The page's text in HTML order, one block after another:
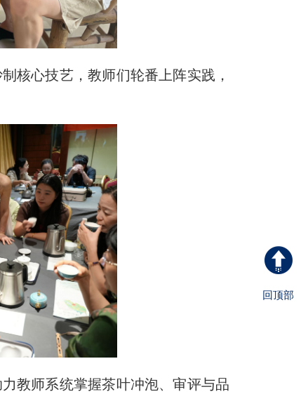
核心技艺，教师们轮番上阵实践，
教师系统掌握茶叶冲泡、审评与品